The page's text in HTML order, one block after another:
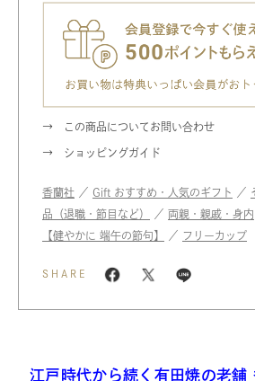
この商品についてお問い合わせ
ショッピングガイド
香蘭社 ／ Gift おすすめ・人気のギフト ／
品（退職・節目など）
／ 両親・親戚・身内
【健やかに 端午の節句】
／ フリーカップ
SHARE
江戸時代から続く有田焼の老舗